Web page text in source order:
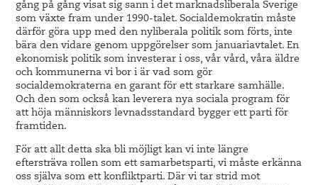
gång på gång visat sig sann i det marknadsliberala Sverige
som växte fram under 1990-talet. Socialdemokratin måste
därför göra upp med den nyliberala politik som förts, inte
bära den vidare genom uppgörelser som januariavtalet. En
ekonomisk politik som investerar i oss, vår vård, våra äldre
och kommunerna vi bor i är vad som gör
socialdemokraterna en garant för ett starkare samhälle.
Och den som också kan leverera nya sociala program för
att höja människors levnadsstandard bygger ett parti för
framtiden.
För att allt detta ska bli möjligt kan vi inte längre
eftersträva rollen som ett samarbetsparti, vi måste erkänna
oss själva som ett konfliktparti. Där vi tar strid mot